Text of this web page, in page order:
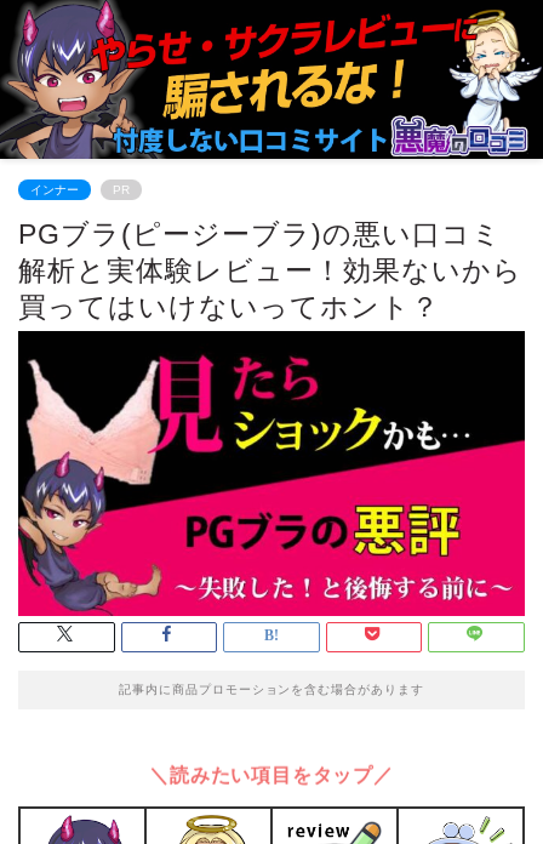
インナー PR
PGブラ(ピージーブラ)の悪い口コミ
解析と実体験レビュー！効果ないから
買ってはいけないってホント？
記事内に商品プロモーションを含む場合があります
＼読みたい項目をタップ／